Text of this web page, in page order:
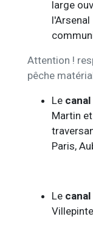
large
Attention !
pêche
Le
Martin
Paris,
Le